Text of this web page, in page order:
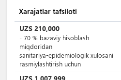
Xarajatlar tafsiloti
UZS 210,000
- 70 % bazaviy hisoblash
miqdoridan
sanitariya-epidemiologik xulosani
rasmiylashtirish uchun